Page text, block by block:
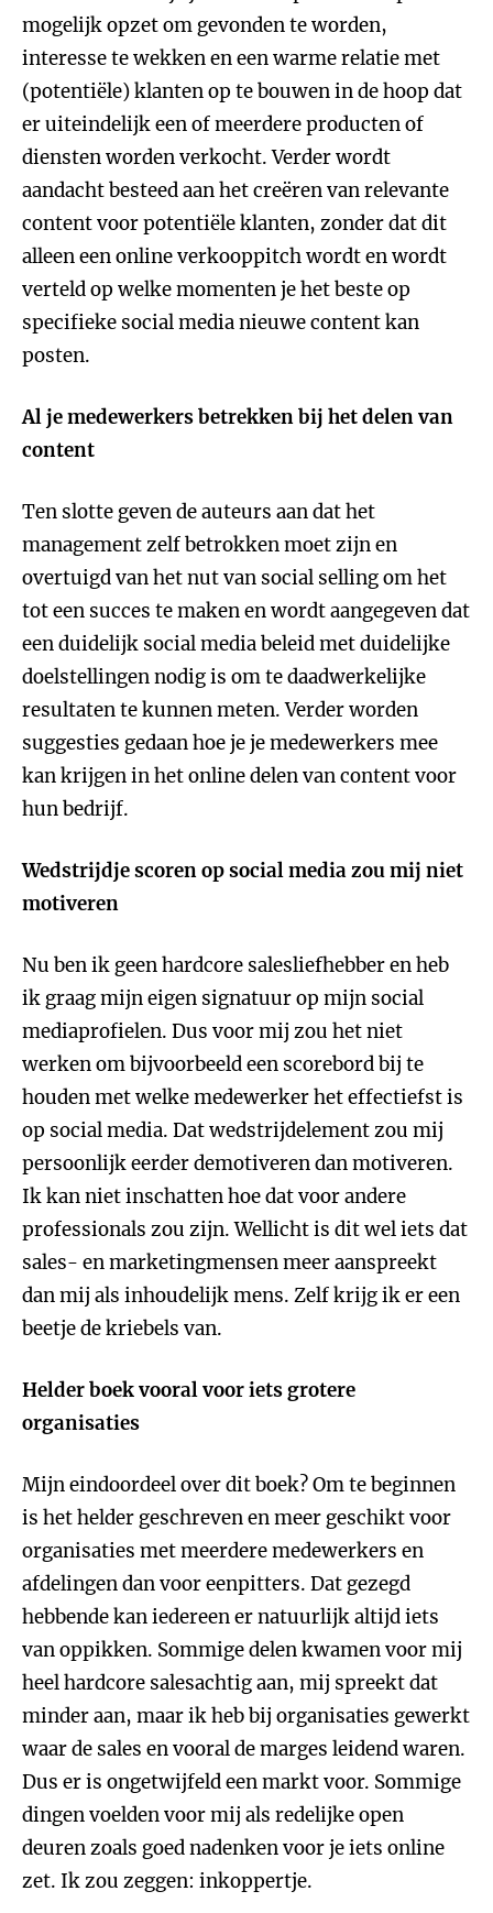
mogelijk opzet om gevonden te worden,
interesse te wekken en een warme relatie met
(potentiële) klanten op te bouwen in de hoop dat
er uiteindelijk een of meerdere producten of
diensten worden verkocht. Verder wordt
aandacht besteed aan het creëren van relevante
content voor potentiële klanten, zonder dat dit
alleen een online verkooppitch wordt en wordt
verteld op welke momenten je het beste op
specifieke social media nieuwe content kan
posten.
Al je medewerkers betrekken bij het delen van
content
Ten slotte geven de auteurs aan dat het
management zelf betrokken moet zijn en
overtuigd van het nut van social selling om het
tot een succes te maken en wordt aangegeven dat
een duidelijk social media beleid met duidelijke
doelstellingen nodig is om te daadwerkelijke
resultaten te kunnen meten. Verder worden
suggesties gedaan hoe je je medewerkers mee
kan krijgen in het online delen van content voor
hun bedrijf.
Wedstrijdje scoren op social media zou mij niet
motiveren
Nu ben ik geen hardcore salesliefhebber en heb
ik graag mijn eigen signatuur op mijn social
mediaprofielen. Dus voor mij zou het niet
werken om bijvoorbeeld een scorebord bij te
houden met welke medewerker het effectiefst is
op social media. Dat wedstrijdelement zou mij
persoonlijk eerder demotiveren dan motiveren.
Ik kan niet inschatten hoe dat voor andere
professionals zou zijn. Wellicht is dit wel iets dat
sales- en marketingmensen meer aanspreekt
dan mij als inhoudelijk mens. Zelf krijg ik er een
beetje de kriebels van.
Helder boek vooral voor iets grotere
organisaties
Mijn eindoordeel over dit boek? Om te beginnen
is het helder geschreven en meer geschikt voor
organisaties met meerdere medewerkers en
afdelingen dan voor eenpitters. Dat gezegd
hebbende kan iedereen er natuurlijk altijd iets
van oppikken. Sommige delen kwamen voor mij
heel hardcore salesachtig aan, mij spreekt dat
minder aan, maar ik heb bij organisaties gewerkt
waar de sales en vooral de marges leidend waren.
Dus er is ongetwijfeld een markt voor. Sommige
dingen voelden voor mij als redelijke open
deuren zoals goed nadenken voor je iets online
zet. Ik zou zeggen: inkoppertje.